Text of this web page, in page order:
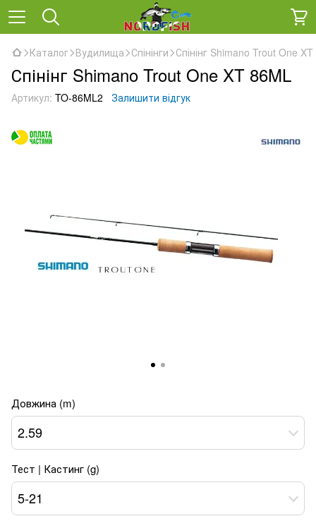
Каталог Вудилища Спінінги Спінінг Shimano Trout One
Спінінг Shimano Trout One XT 86ML
Артикул: TO-86ML2 Залишити відгук
Довжина (m)
2.59
Тест | Кастинг (g)
5-21